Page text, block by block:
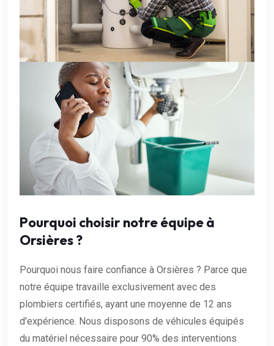
Pourquoi choisir notre équipe à
Orsières ?
Pourquoi nous faire confiance à Orsières ? Parce que
notre équipe travaille exclusivement avec des
plombiers certifiés, ayant une moyenne de 12 ans
d'expérience. Nous disposons de véhicules équipés
du matériel nécessaire pour 90% des interventions